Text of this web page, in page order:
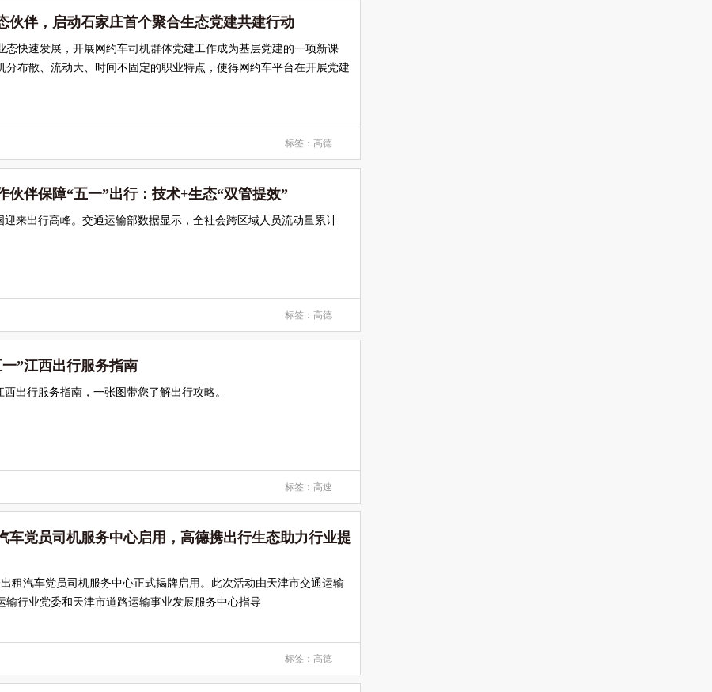
伙伴，启动石家庄首个聚合生态党建共建行动
态快速发展，开展网约车司机群体党建工作成为基层党建的一项新课
分布散、流动大、时间不固定的职业特点，使得网约车平台在开展党建
标签： 高德
伙伴保障“五一”出行：技术+生态“双管提效”
迎来出行高峰。交通运输部数据显示，全社会跨区域人员流动量累计
标签： 高德
”江西出行服务指南
西出行服务指南，一张图带您了解出行攻略。
标签： 高速
车党员司机服务中心启用，高德携出行生态助力行业提
租汽车党员司机服务中心正式揭牌启用。此次活动由天津市交通运输
输行业党委和天津市道路运输事业发展服务中心指导
标签： 高德